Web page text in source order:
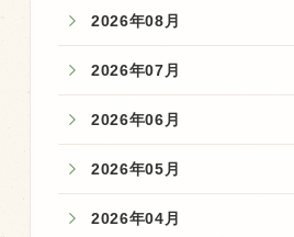
2026年08月
2026年07月
2026年06月
2026年05月
2026年04月